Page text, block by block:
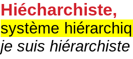
Hiécharchiste,
système
je suis